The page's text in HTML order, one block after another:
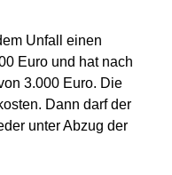
Unfall einen
Euro und hat nach
3.000 Euro. Die
Dann darf der
unter Abzug der